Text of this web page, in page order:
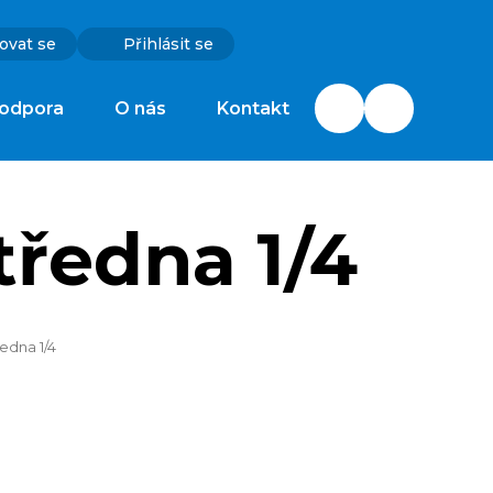
se Přihlásit se
O nás Kontakt
1/4
1/4